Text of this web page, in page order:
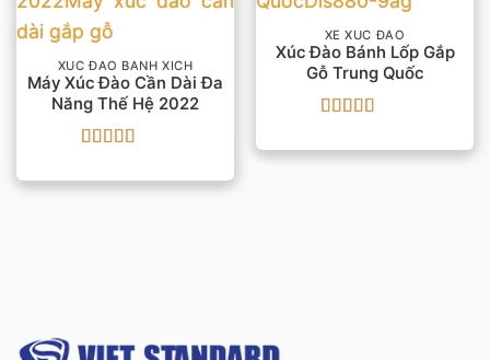
XÚC ĐÀO BÁNH XÍCH
Máy Xúc Đào Cần Dài Đa
Năng Thế Hệ 2022
hạng55 sao
XE XÚC ĐÀO
Xúc Đào Bánh Lốp Gắp
Gỗ Trung Quốc
xếp